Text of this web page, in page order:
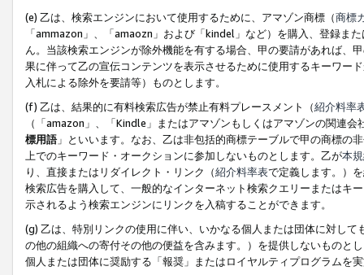
(e) 乙は、検索エンジンにおいて使用するために、アマゾン商標（商標
「ammazon」、「amaozn」および「kindel」など）を購入、登録ま
ん。当該検索エンジンが除外機能を有する場合、甲の要請があれば、
果に伴って乙の宣伝コンテンツを表示させるために使用するキーワー
入札による除外を要請等）ものとします。
(f) 乙は、結果的に有料検索広告が禁止有料プレースメント（紹介料率
（「amazon」、「Kindle」またはアマゾンもしくはアマゾンの関連
標用語」といいます。なお、乙は非包括的商標テーブルで甲の商標の
上でのキーワード・オークションに参加しないものとします。乙が本
り、直接またはリダイレクト・リンク（紹介料率表で定義します。）
検索広告を購入して、一般的なインターネット検索クエリーまたはキ
示されるよう検索エンジンにリンクを入稿することができます。
(g) 乙は、特別リンクの使用に伴い、いかなる個人または団体に対し
の他の組織への寄付その他の便益を含みます。）を提供しないものと
個人または団体に奨励する「報奨」またはロイヤルティプログラムを